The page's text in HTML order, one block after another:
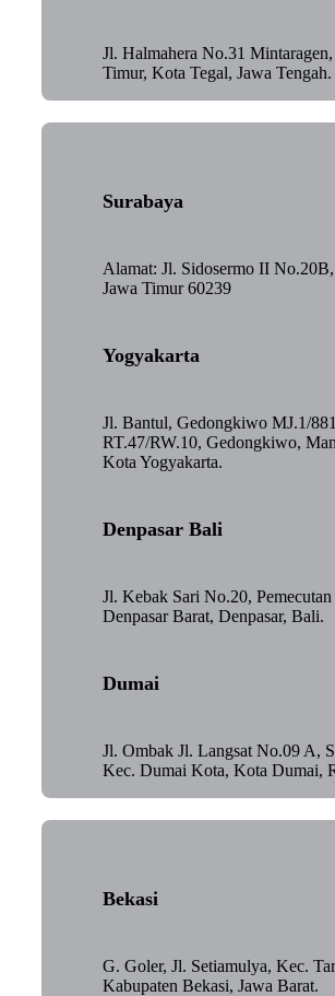
Jl. Halmahera No.31
Timur, Kota Tegal, Jawa Tengah.
Surabaya
Alamat: Jl. Sidosermo II No.20B,
Jawa Timur 60239
Yogyakarta
Jl. Bantul, Gedongkiwo MJ.1/
RT.47/RW.10, Gedongkiwo,
Kota Yogyakarta.
Denpasar Bali
Jl. Kebak Sari No.20,
Denpasar Barat, Denpasar, Bali.
Dumai
Jl. Ombak Jl. Langsat No.09 A,
Kec. Dumai Kota, Kota Dumai,
Bekasi
G. Goler, Jl. Setiamulya, Kec.
Kabupaten Bekasi, Jawa Barat.